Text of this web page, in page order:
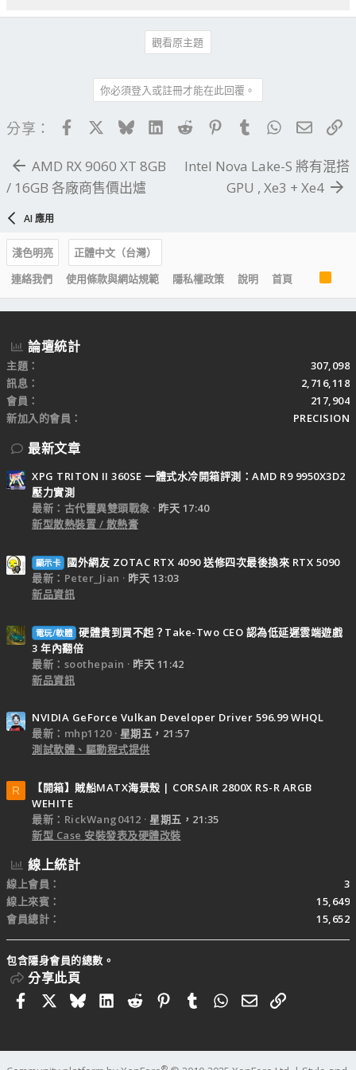
觀看原主題
你必須登入或註冊才能在此回覆。
分享： FacebookBlueskyLinkedIn
Reddit PinterestTumblrWhatsApp
電子
AMD RX 9060 XT 8GB
/ 16GB 各廠商售價出爐
Intel Nova Lake-S 將有混搭
GPU , Xe3 + Xe4
AI 應用
淺色明亮
正體中文（台灣）
連絡我們
使用條款與網站規範 隱私權政策 說明 首頁
R
S
S
論壇統計
主題
307,098
訊息
2,716,118
會員
217,904
新加入的會員
PRECISION
最新文章
XPG TRITON II 360SE 一體式水冷開箱評測：AMD R9 9950X3D2
壓力實測
最新：古代靈異雙頭戰象
昨天 17:40
新型散熱裝置 / 散熱膏
顯示卡
國外網友 ZOTAC RTX 4090 送修四次最後換來 RTX 5090
最新：Peter_Jian
昨天 13:03
新品資訊
電玩/軟體 硬體貴到買不起？Take-Two CEO 認為低延遲雲端遊戲
3 年內翻倍
最新：soothepain
昨天 11:42
新品資訊
NVIDIA GeForce Vulkan Developer Driver 596.99 WHQL
最新：mhp1120
星期五，21:57
測試軟體、驅動程式提供
R
【開箱】賊船MATX海景殼 | CORSAIR 2800X RS-R ARGB
WEHITE
最新：RickWang0412
星期五，21:35
新型 Case 安裝發表及硬體改裝
線上統計
線上會員
3
線上來賓
15,649
會員總計
15,652
包含隱身會員的總數。
分享此頁
FacebookBlueskyLinkedIn
RedditPinterestTumblrWhatsApp
電子郵件
連結